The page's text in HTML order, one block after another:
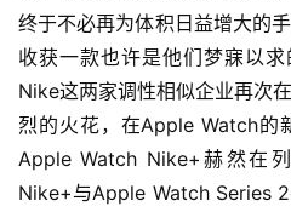
用
户
精
选
终于不必再为体积日益增大的
收获一款也许是他们梦寐以
Nike这两家调性相似企业再次
烈的火花，在Apple Watch的
Apple Watch Nike+赫然在
Nike+与Apple Watch Series